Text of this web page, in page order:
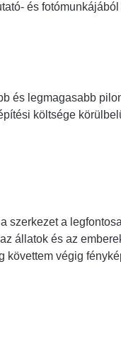
és
és legmagasabb
költsége
szerkezet a
állatok és az
követtem végig